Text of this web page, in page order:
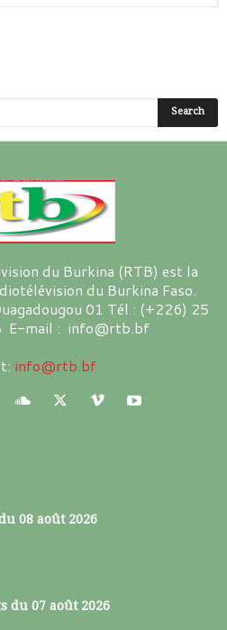
du Burkina (RTB) est la
du Burkina Faso.
01 Tél : (+226) 25
E-mail : info@rtb.bf
info@rtb.bf
08 août 2026
du 07 août 2026